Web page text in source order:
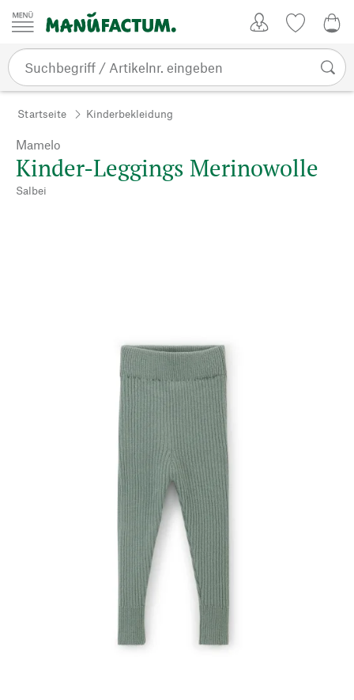
Zum Inhalt springen
Startseite Kinderbekleidung
Mamelo
Kinder-Leggings Merinowolle
Salbei